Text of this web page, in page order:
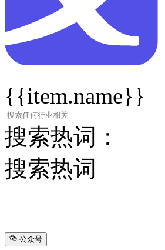
{{item.name}}
搜索热词：
搜索热词
公众号